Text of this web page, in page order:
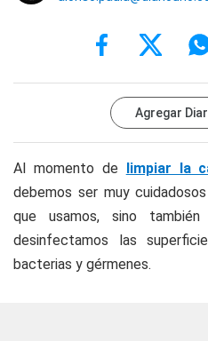
Agregar
Al momento de limpiar la
debemos ser muy
que usamos, sino
desinfectamos las
bacterias y gérmenes.